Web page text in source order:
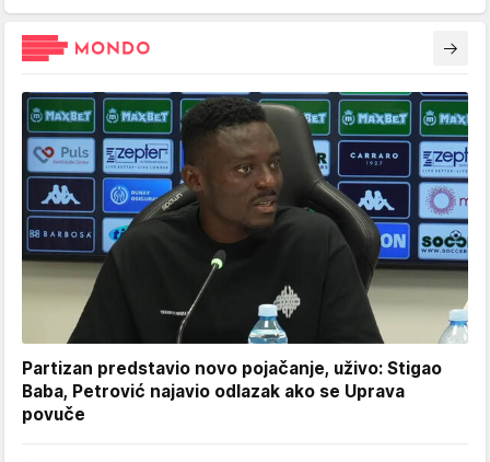
Partizan predstavio novo pojačanje, uživo: Stigao
Baba, Petrović najavio odlazak ako se Uprava
povuče